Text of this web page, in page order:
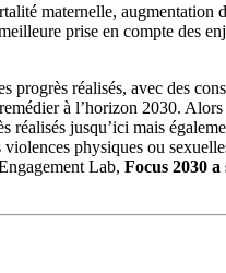
maternelle, augmentation
prise en compte des
réalisés, avec des
à l’horizon 2030. Alors
réalisés jusqu’ici mais
physiques ou
Lab, Focus 2030 a